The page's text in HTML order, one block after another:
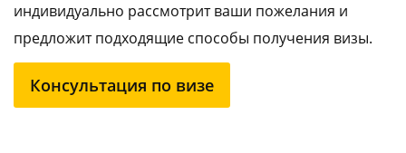
индивидуально рассмотрит ваши пожелания и
предложит подходящие способы получения визы.
Консультация по визе